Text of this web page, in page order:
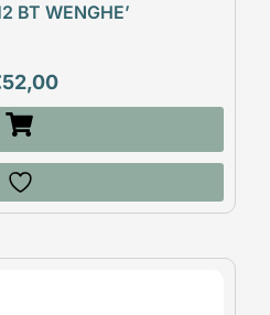
BT WENGHE’
52,00